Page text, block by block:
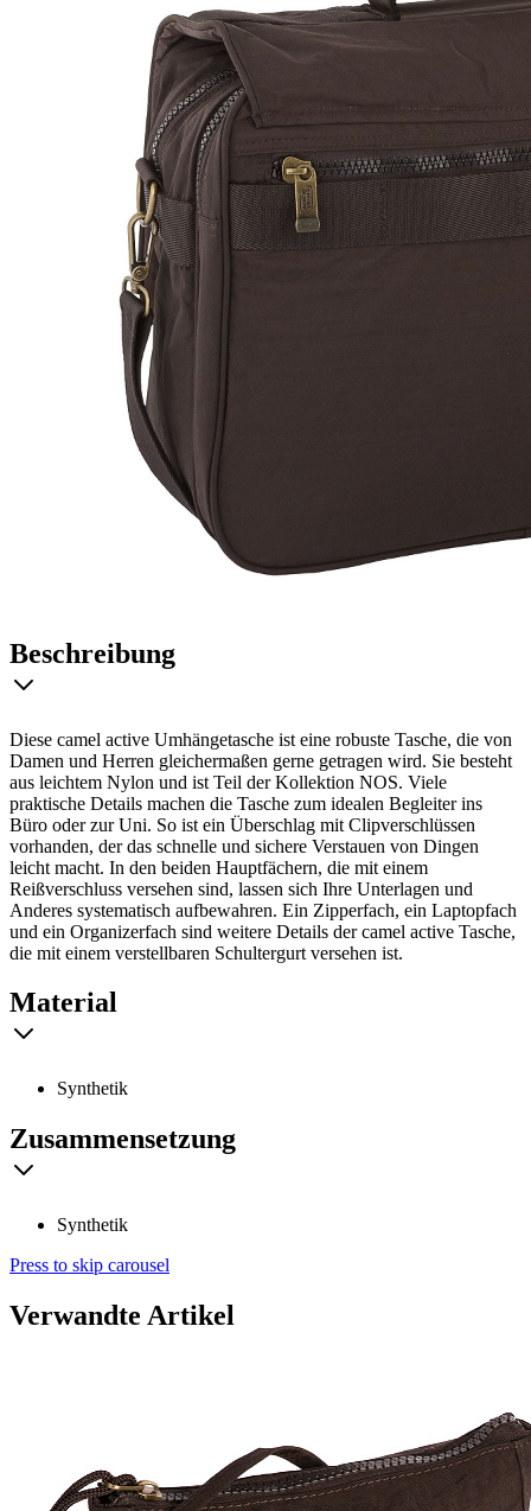
Beschreibung
Diese camel active Umhängetasche ist eine robuste Tasche, die von
Damen und Herren gleichermaßen gerne getragen wird. Sie besteht
aus leichtem Nylon und ist Teil der Kollektion NOS. Viele
praktische Details machen die Tasche zum idealen Begleiter ins
Büro oder zur Uni. So ist ein Überschlag mit Clipverschlüssen
vorhanden, der das schnelle und sichere Verstauen von Dingen
leicht macht. In den beiden Hauptfächern, die mit einem
Reißverschluss versehen sind, lassen sich Ihre Unterlagen und
Anderes systematisch aufbewahren. Ein Zipperfach, ein Laptopfach
und ein Organizerfach sind weitere Details der camel active Tasche,
die mit einem verstellbaren Schultergurt versehen ist.
Material
Synthetik
Zusammensetzung
Synthetik
Press to skip carousel
Verwandte Artikel